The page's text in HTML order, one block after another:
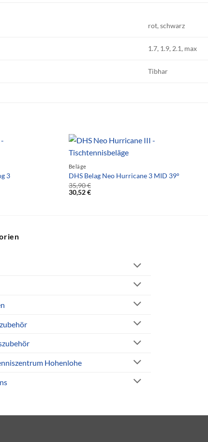
rot, schwarz
1.7, 1.9, 2.1, max
Tibhar
3
Beläge
DHS Belag Neo Hurricane 3 MID 39°
35,90€
30,52€
Hohenlohe